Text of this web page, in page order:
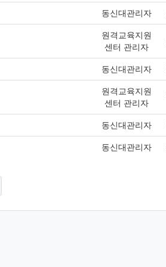
동신대관리자
원격교육지원
센터 관리자
동신대관리자
원격교육지원
센터 관리자
동신대관리자
동신대관리자